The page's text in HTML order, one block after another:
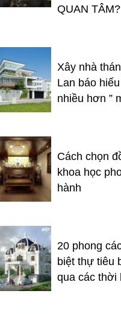
QUAN TÂM?
Xây nhà
Lan báo
nhiều hơn ”
Cách chọn
khoa học
hành
20 phong
biệt thự tiêu
qua các thời